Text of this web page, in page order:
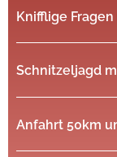
Knifflige
Schnitzeljagd
Anfahrt 50km